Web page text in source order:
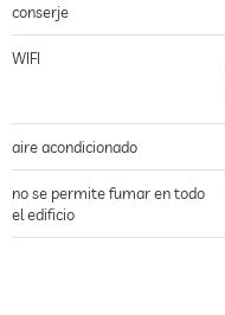
conserje
WIFI
aire acondicionado
no se permite fumar en todo
el edificio